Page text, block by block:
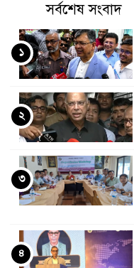
সর্বশেষ সংবাদ
১
২
৩
৪